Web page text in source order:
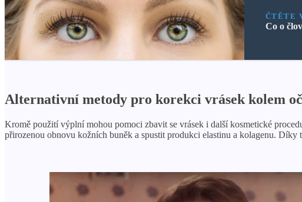
ČTĚTE
Co o
Alternativní metody pro korekci vrásek kolem
Kromě použití výplní mohou pomoci zbavit se vrásek i další kosmetické
přirozenou obnovu kožních buněk a spustit produkci elastinu a kolagenu. Díky